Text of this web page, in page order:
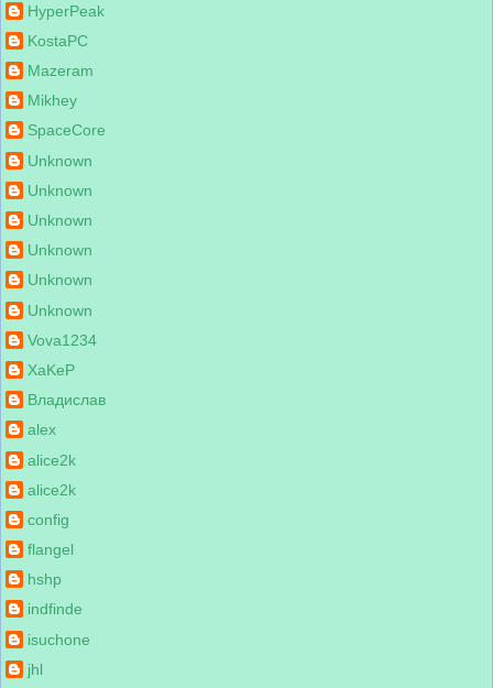
HyperPeak
KostaPC
Mazeram
Mikhey
SpaceCore
Unknown
Unknown
Unknown
Unknown
Unknown
Unknown
Vova1234
XaKeP
Владислав
alex
alice2k
alice2k
config
flangel
hshp
indfinde
isuchone
jhl